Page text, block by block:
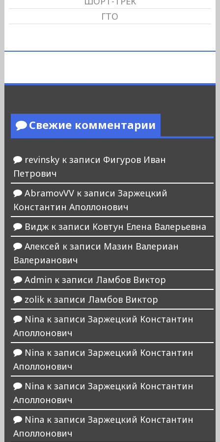
ГТО
Свежие комментарии
revinskyк записи Фигуров Иван
Петрович
AbramovVVк записи Заржецкий
Константин Аполлонович
Виджк записи Ковтун Елена Валерьевна
Алексей к записи Мазин Валериан
Валерианович
Admin к записи Ламбов Виктор
zolikк записи Ламбов Виктор
Nina к записи Заржецкий Константин
Аполлонович
Nina к записи Заржецкий Константин
Аполлонович
Nina к записи Заржецкий Константин
Аполлонович
Nina к записи Заржецкий Константин
Аполлонович